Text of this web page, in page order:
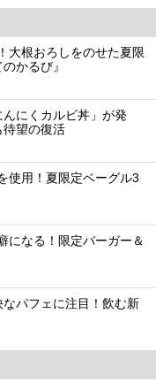
大根おろしをのせた夏限
かるび』
んにくカルビ丼」が発
待望の復活
使用！夏限定ベーグル3
になる！限定バーガー＆
パフェに注目！飲む新